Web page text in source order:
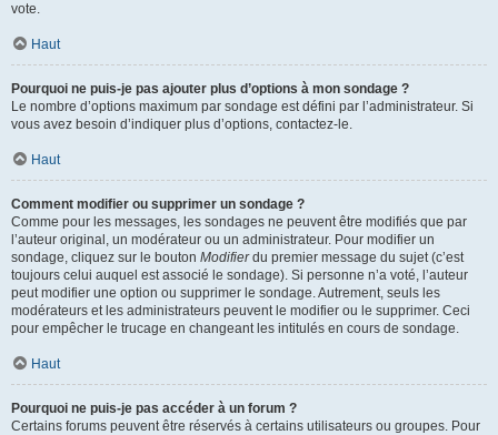
vote.
Haut
Pourquoi ne puis-je pas ajouter plus d’options à mon sondage ?
Le nombre d’options maximum par sondage est défini par l’administrateur. Si
vous avez besoin d’indiquer plus d’options, contactez-le.
Haut
Comment modifier ou supprimer un sondage ?
Comme pour les messages, les sondages ne peuvent être modifiés que par
l’auteur original, un modérateur ou un administrateur. Pour modifier un
sondage, cliquez sur le bouton Modifierdu premier message du sujet (c’est
toujours celui auquel est associé le sondage). Si personne n’a voté, l’auteur
peut modifier une option ou supprimer le sondage. Autrement, seuls les
modérateurs et les administrateurs peuvent le modifier ou le supprimer. Ceci
pour empêcher le trucage en changeant les intitulés en cours de sondage.
Haut
Pourquoi ne puis-je pas accéder à un forum ?
Certains forums peuvent être réservés à certains utilisateurs ou groupes. Pour